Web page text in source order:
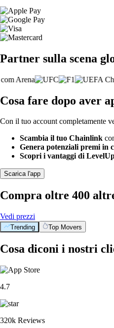
Partner sulla scena
Cosa fare dopo aver
Con il tuo account completamente
Scambia il tuo Chainlink
Genera potenziali premi in
Scopri i vantaggi di
Scarica l'app
Compra oltre 400
Vedi prezzi
Trending Top Movers
Cosa diconi i nostri
4.7
320k Reviews